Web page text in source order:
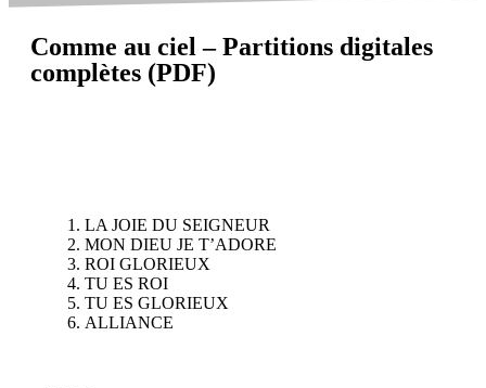
Comme au ciel – Partitions digitales
complètes (PDF)
LA JOIE DU SEIGNEUR
MON DIEU JE T’ADORE
ROI GLORIEUX
TU ES ROI
TU ES GLORIEUX
ALLIANCE